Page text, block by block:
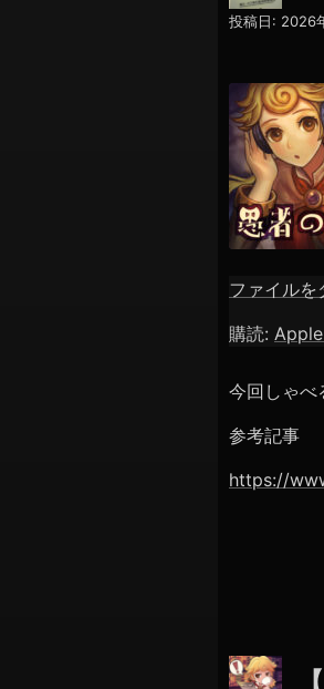
投稿日: 2026
Apple
SHARE
ファイルを
購読:
今回しゃ
参考記事
https://